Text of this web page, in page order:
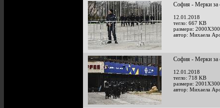
София - Мерки за
12.01.2018
тегло: 667 KB
размери:
автор: Михаела
София - Мерки за
12.01.2018
тегло: 718 KB
размери:
автор: Михаела